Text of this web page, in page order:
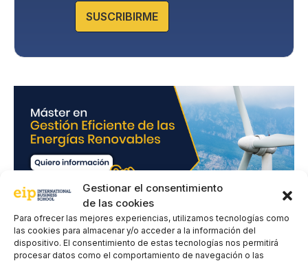
Gestionar el consentimiento
de las cookies
Para ofrecer las mejores experiencias, utilizamos tecnologías como
las cookies para almacenar y/o acceder a la información del
dispositivo. El consentimiento de estas tecnologías nos permitirá
procesar datos como el comportamiento de navegación o las
encontrarás en nuestra página web.
SUSCRIBIRME
Deja un comentario